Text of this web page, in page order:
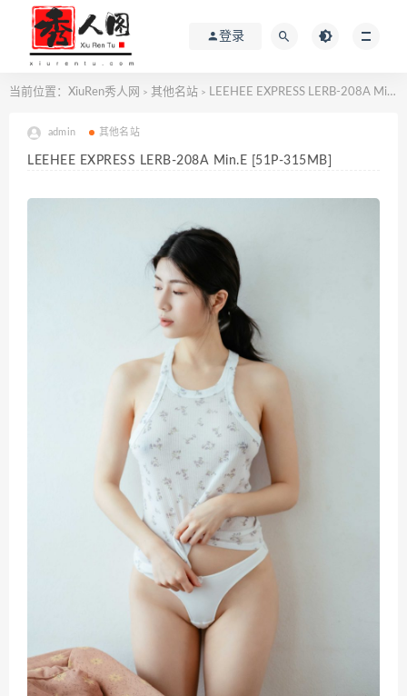
登录
当前位置： XiuRen秀人网 > 其他名站 > LEEHEE EXPRESS LERB-208A Min.E [51P-315MB]
admin 其他名站
LEEHEE EXPRESS LERB-208A Min.E [51P-315MB]